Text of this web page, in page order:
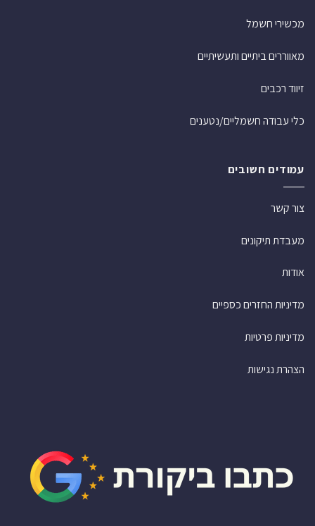
מכשירי חשמל
מאווררים ביתיים ותעשיתיים
זיווד רכבים
כלי עבודה חשמליים/נטענים
עמודים חשובים
צור קשר
מעבדת תיקונים
אודות
מדיניות החזרים כספיים
מדיניות פרטיות
הצהרת נגישות